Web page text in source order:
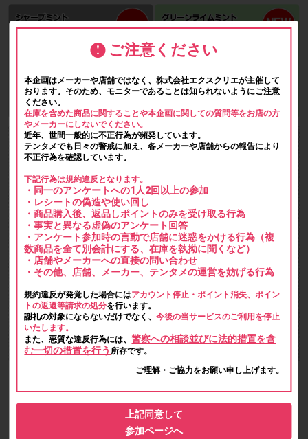
ご注意ください
本企画はメーカーや店舗ではなく、株式会社エクスクリエが主催して
おります。そのため、モニターであることは知られないようにご注意
ください。
在庫を含めた商品に関することや本企画に関しての質問等をお店の方
やメーカーにしないでください。
近年、世間一般的に不正行為が頻発しています。
テンタメでも日々の警戒に加え、各メーカーや店舗からの報告により
不正行為を確認しています。
下記行為は規約違反となります。
・同一のアンケートへの1人2回以上の参加
・レシートの偽造や使い回し
・商品購入後、返品しポイントのみを受け取る行為
・事実と異なる虚偽のアンケート回答
・アンケート参加時の言動で店舗に迷惑をかける行為（複
数商品を全て別会計にする、在庫を執拗に聞くなど）
・店舗やメーカーへの直接の問い合わせ
・その他、店舗、メーカー、テンタメの運営を妨げる行為
規約違反が発覚した場合にはアカウント停止・ポイント消失、ポイン
トの返還等請求の処分を行います。
謝礼の対象にならないだけでなく、今後の当サービスのご利用を停止
いたします。
また、悪質な違反行為には、警察への相談並びに法的措置を含
む一切の措置を行う 所存です。
ご理解・ご協力をお願い申し上げます。
上記同意して
参加ページへ